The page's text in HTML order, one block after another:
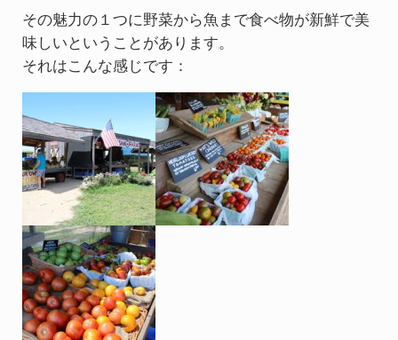
その魅力の１つに野菜から魚まで食べ物が新鮮で美
味しいということがあります。
それはこんな感じです：